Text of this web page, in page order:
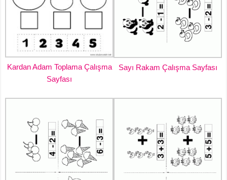
Kardan Adam Toplama Çalışma
Sayfası
Sayı Rakam Çalışma Sayfası